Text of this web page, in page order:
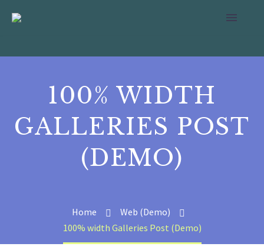
100% WIDTH
GALLERIES POST
(DEMO)
Home
Web (Demo)
100% width Galleries Post (Demo)